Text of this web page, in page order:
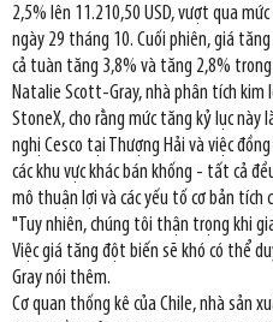
2,5% lên 11.210,50 USD, vượt qua
ngày 29 tháng 10. Cuối phiên, giá
cả tuàn tăng 3,8% và tăng 2,8%
Natalie Scott-Gray, nhà phân tích kim
StoneX, cho rằng mức tăng kỷ lục này
nghị Cesco tại Thượng Hải và việc
các khu vực khác bán khống - tất cả
mô thuận lợi và các yếu tố cơ bản tích
"Tuy nhiên, chúng tôi thận trọng khi
Việc giá tăng đột biến sẽ khó có thể
Gray nói thêm.
Cơ quan thống kê của Chile, nhà sản